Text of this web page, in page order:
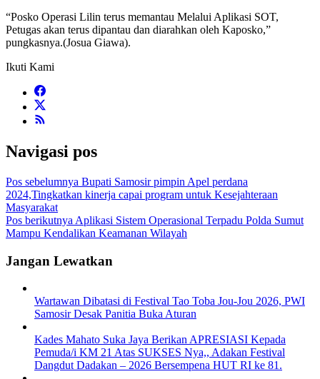
“Posko Operasi Lilin terus memantau Melalui Aplikasi SOT,
Petugas akan terus dipantau dan diarahkan oleh Kaposko,”
pungkasnya.(Josua Giawa).
Ikuti Kami
Navigasi pos
Pos sebelumnya Bupati Samosir pimpin Apel perdana
2024,Tingkatkan kinerja capai program untuk Kesejahteraan
Masyarakat
Pos berikutnya Aplikasi Sistem Operasional Terpadu Polda Sumut
Mampu Kendalikan Keamanan Wilayah
Jangan Lewatkan
Wartawan Dibatasi di Festival Tao Toba Jou-Jou 2026, PWI
Samosir Desak Panitia Buka Aturan
Kades Mahato Suka Jaya Berikan APRESIASI Kepada
Pemuda/i KM 21 Atas SUKSES Nya,, Adakan Festival
Dangdut Dadakan – 2026 Bersempena HUT RI ke 81.